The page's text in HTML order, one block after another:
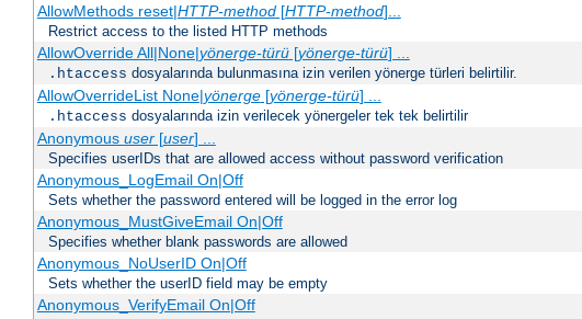
AllowMethods reset|HTTP-method[HTTP-method]...
Restrict access to the listed HTTP methods
AllowOverride All|None|yönerge-türü[yönerge-türü] ...
.htaccess dosyalarında bulunmasına izin verilen yönerge türleri belirtilir.
AllowOverrideList None|yönerge[yönerge-türü] ...
.htaccess dosyalarında izin verilecek yönergeler tek tek belirtilir
Anonymous user[user] ...
Specifies userIDs that are allowed access without password verification
Anonymous_LogEmail On|Off
Sets whether the password entered will be logged in the error log
Anonymous_MustGiveEmail On|Off
Specifies whether blank passwords are allowed
Anonymous_NoUserID On|Off
Sets whether the userID field may be empty
Anonymous_VerifyEmail On|Off